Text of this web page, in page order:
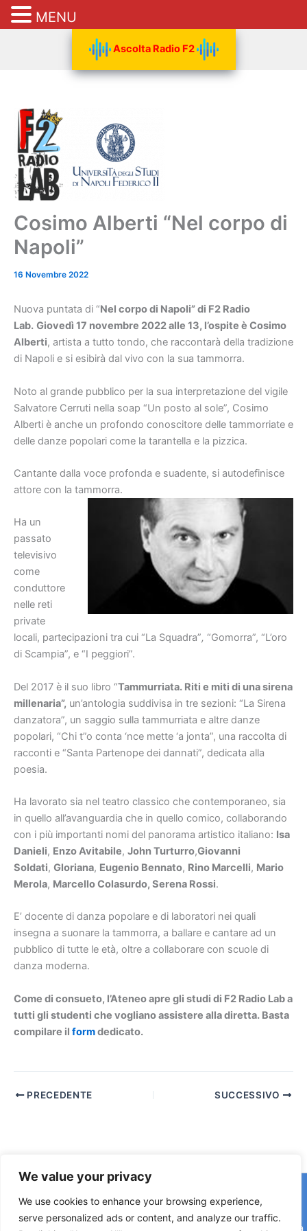
We value your privacy
We use cookies to enhance your browsing experience,
serve personalized ads or content, and analyze our traffic.
Ascolta Radio F2
Cosimo Alberti “Nel corpo di
Napoli”
16 Novembre 2022
Nuova puntata di “Nel corpo di Napoli” di F2 Radio
Lab. Giovedì 17 novembre 2022 alle 13, l’ospite è Cosimo
Alberti, artista a tutto tondo, che raccontarà della tradizione
di Napoli e si esibirà dal vivo con la sua tammorra.
Noto al grande pubblico per la sua interpretazione del vigile
Salvatore Cerruti nella soap “Un posto al sole”, Cosimo
Alberti è anche un profondo conoscitore delle tammorriate e
delle danze popolari come la tarantella e la pizzica.
Cantante dalla voce profonda e suadente, si autodefinisce
attore con la tammorra.
Ha un
passato
televisivo
come
conduttore
nelle reti
private
locali, partecipazioni tra cui “La Squadra”, “Gomorra”, “L’oro
di Scampia”, e “I peggiori”.
Del 2017 è il suo libro “Tammurriata. Riti e miti di una sirena
millenaria”, un’antologia suddivisa in tre sezioni: “La Sirena
danzatora”, un saggio sulla tammurriata e altre danze
popolari, “Chi t”o conta ‘nce mette ‘a jonta”, una raccolta di
racconti e “Santa Partenope dei dannati”, dedicata alla
poesia.
Ha lavorato sia nel teatro classico che contemporaneo, sia
in quello all’avanguardia che in quello comico, collaborando
con i più importanti nomi del panorama artistico italiano: Isa
Danieli, Enzo Avitabile, John Turturro,Giovanni
Soldati, Gloriana, Eugenio Bennato, Rino Marcelli, Mario
Merola, Marcello Colasurdo, Serena Rossi.
E’ docente di danza popolare e di laboratori nei quali
insegna a suonare la tammorra, a ballare e cantare ad un
pubblico di tutte le età, oltre a collaborare con scuole di
danza moderna.
Come di consueto, l’Ateneo apre gli studi di F2 Radio Lab a
tutti gli studenti che vogliano assistere alla diretta. Basta
compilare il formdedicato.
PRECEDENTE SUCCESSIVO
Copyright © 2026 © F2 Radio Lab - Università degli Studi di
Napoli Federico II è una testata registrata presso il Tribunale di
MENU